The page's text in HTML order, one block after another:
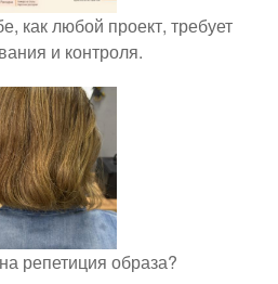
как любой проект, требует
и контроля.
репетиция образа?